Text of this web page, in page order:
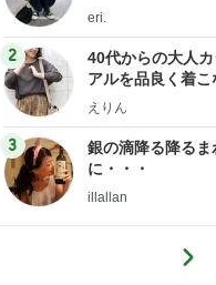
eri.
2
40代からの大人
アルを品良く着こ
ファッションブロ
えりん
3
銀の滴降る降るま
に・・・
illallan